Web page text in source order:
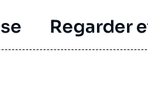
Regarder